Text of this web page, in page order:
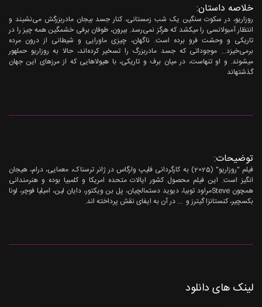
خلاصه داستان:
روزاریو، در سکوت سنگین یک شب زمستانی، کنار جسد بیجان مادربزرگش می‌نشیند و
انتظار آمبولانسی را میکشد که هرگز نمی‌رسد. بیرون، طوفان برفی خشمگین همه چیز را در
تاریکی و وحشت فرو برده است. ناگهان، چیزی ماورایی و شیطانی از درون مرده
برمی‌خیزد... موجوداتی که جسد مادربزرگ را تسخیر کرده‌اند، حالا به روزاریو حملهور
میشوند. و او تنهاست، در میان برف و تاریکی، با هیولاهایی که از مرزهای این جهان
گذشتهاند
توضیحات:
فیلم "روزاریو" (2025) به کارگردانی فلیپ وارگاس در ژانر ترسناک، معمایی، درام، هیجان
‎‌انگیز است. این فیلم محصول کشور ایالات متحده امریکا و کلمبیا بوده و هنرمندانی
همچون Steveمراود توبیا، دیوید دستمالچیان، پل بن ویکتور، دایان لین، امیلیا فوچر، لونا
بکسچیر، کنستانزا گیترز و ... در آن به ایفای نقش پرداخته اند.
لینک های دانلود